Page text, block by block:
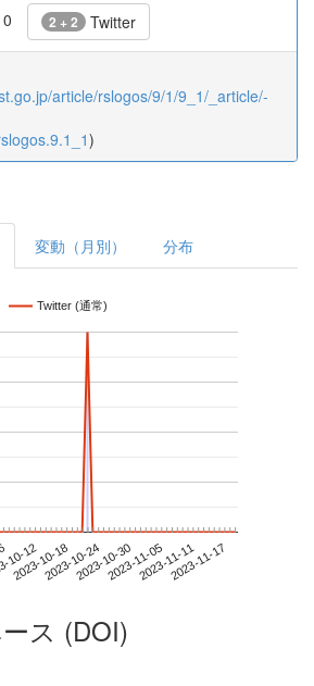
2 + 2 Twitter
article/rslogos/9/1/9_1/_article/-
)
変動（月別） 分布
Twitter (通常)
10-12
2023-10-182023-10-242023-10-302023-11-052023-11-112023-11-17
ス (DOI)